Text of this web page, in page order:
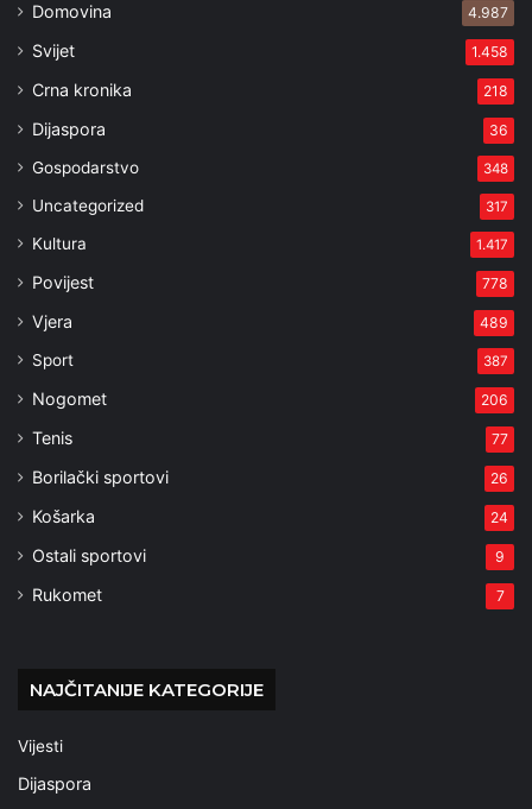
Domovina 4.987
Svijet 1.458
Crna kronika 218
Dijaspora 36
Gospodarstvo 348
Uncategorized 317
Kultura 1.417
Povijest 778
Vjera 489
Sport 387
Nogomet 206
Tenis 77
Borilački sportovi 26
Košarka 24
Ostali sportovi 9
Rukomet 7
NAJČITANIJE KATEGORIJE
Vijesti
Dijaspora